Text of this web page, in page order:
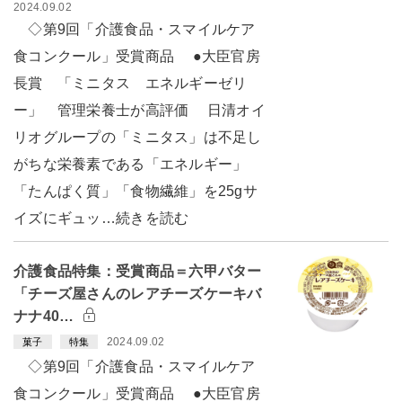
2024.09.02
◇第9回「介護食品・スマイルケア
食コンクール」受賞商品 ●大臣官房
長賞 「ミニタス エネルギーゼリ
ー」 管理栄養士が高評価 日清オイ
リオグループの「ミニタス」は不足し
がちな栄養素である「エネルギー」
「たんぱく質」「食物繊維」を25gサ
イズにギュッ…続きを読む
介護食品特集：受賞商品＝六甲バター
「チーズ屋さんのレアチーズケーキバ
ナナ40…
菓子 特集 2024.09.02
◇第9回「介護食品・スマイルケア
食コンクール」受賞商品 ●大臣官房